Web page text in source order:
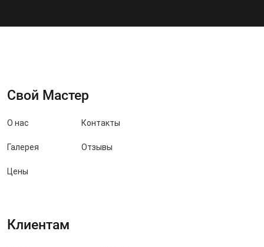
Свой Мастер
О нас Контакты
Галерея Отзывы
Цены
Клиентам